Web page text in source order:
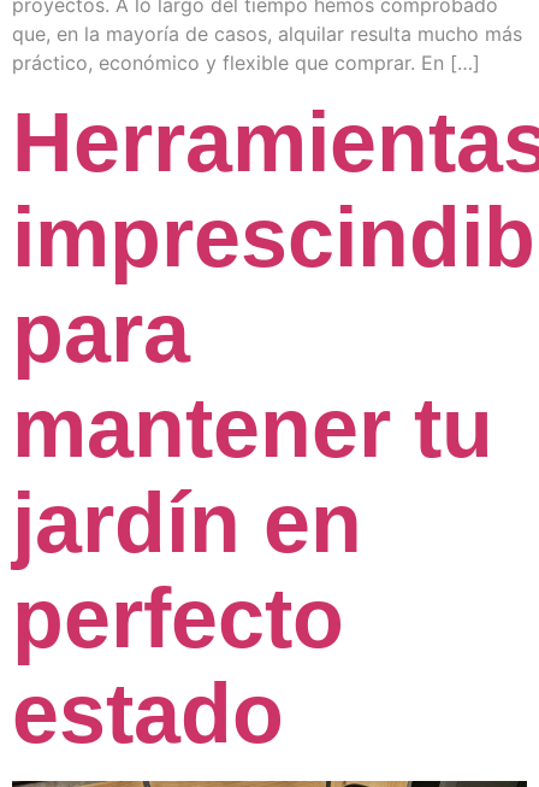
proyectos. A lo largo del tiempo hemos comprobado
que, en la mayoría de casos, alquilar resulta mucho más
práctico, económico y flexible que comprar. En […]
para
mantener tu
jardín en
perfecto
estado